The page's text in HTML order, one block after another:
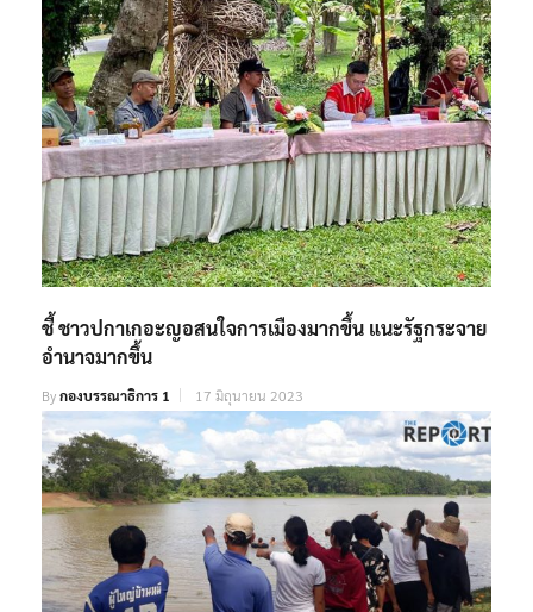
ชี้ ชาวปกาเกอะญอสนใจการเมืองมากขึ้น แนะรัฐกระจาย
อำนาจมากขึ้น
Byกองบรรณาธิการ 1 17 มิถุนายน 2023